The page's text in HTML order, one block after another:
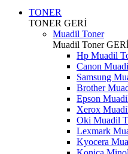
TONER
TONER GERİ
Muadil Toner
Muadil Toner
Hp Muadil
Canon
Samsung
Brother
Epson
Xerox
Oki Muadil
Lexmark
Kyocera